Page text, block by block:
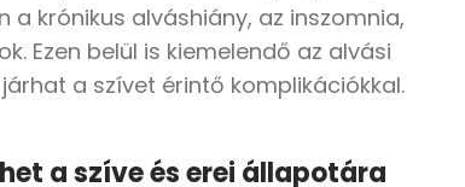
krónikus alváshiány, az inszomnia,
Ezen belül is kiemelendő az alvási
a szívet érintő komplikációkkal.
a szíve és erei állapotára